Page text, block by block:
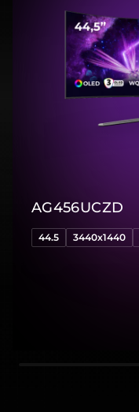
AG456UCZD
44.5 3440x1440